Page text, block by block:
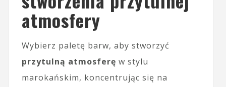
atmosfery
Wybierz paletę barw, aby stworzyć
przytulną atmosferę w stylu
marokańskim, koncentrując się na